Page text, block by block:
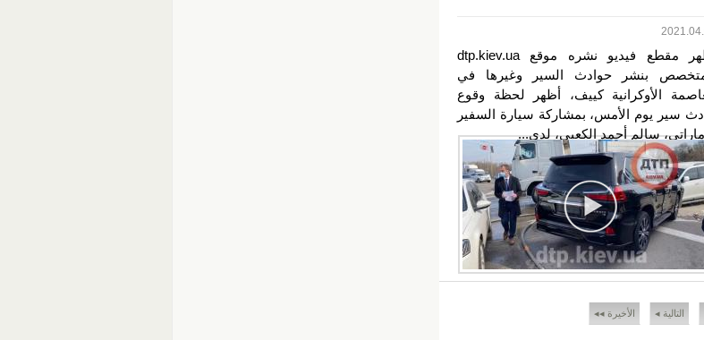
أظهر مقطع فيديو نشره موقع dtp.kiev.ua
بنشر حوادث السير وغيرها في
الأوكرانية كييف، أظهر لحظة وقوع
سير يوم الأمس، بمشاركة سيارة السفير
سالم أحمد الكعبي، لدى...
التالية ◂ الأخيرة ◂◂